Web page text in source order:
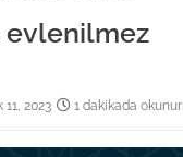
evlenilmez
2023
1 dakikada okunur